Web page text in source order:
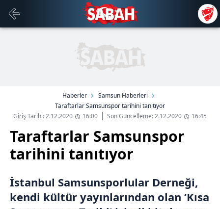
Haberler
Samsun Haberleri
Taraftarlar Samsunspor tarihini tanıtıyor
Giriş Tarihi: 2.12.2020
16:00 Son Güncelleme: 2.12.2020 16:45
Taraftarlar Samsunspor
tarihini tanıtıyor
İstanbul Samsunsporlular Derneği,
kendi kültür yayınlarından olan ‘Kısa